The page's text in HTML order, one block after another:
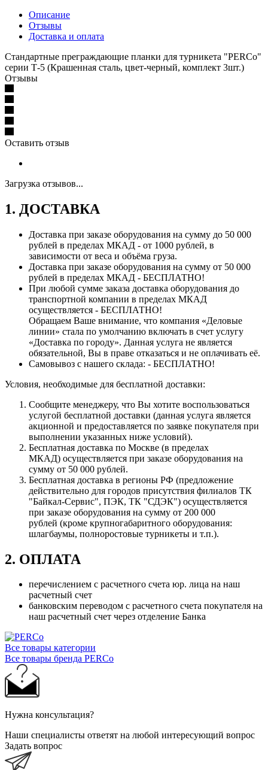
Описание
Отзывы
Доставка и оплата
Стандартные преграждающие планки для турникета "PERCo"
серии Т-5 (Крашенная сталь, цвет-черный, комплект 3шт.)
Отзывы
Оставить отзыв
Загрузка отзывов...
1. ДОСТАВКА
Доставка при заказе оборудования на сумму до 50 000
рублей в пределах МКАД - от 1000 рублей, в
зависимости от веса и объёма груза.
Доставка при заказе оборудования на сумму от 50 000
рублей в пределах МКАД - БЕСПЛАТНО!
При любой сумме заказа доставка оборудования до
транспортной компании в пределах МКАД
осуществляется - БЕСПЛАТНО!
Обращаем Ваше внимание, что компания «Деловые
линии» стала по умолчанию включать в счет услугу
«Доставка по городу». Данная услуга не является
обязательной, Вы в праве отказаться и не оплачивать её.
Самовывоз с нашего склада: - БЕСПЛАТНО!
Условия, необходимые для бесплатной доставки:
Сообщите менеджеру, что Вы хотите воспользоваться
услугой бесплатной доставки (данная услуга является
акционной и предоставляется по заявке покупателя при
выполнении указанных ниже условий).
Бесплатная доставка по Москве (в пределах
МКАД) осуществляется при заказе оборудования на
сумму от 50 000 рублей.
Бесплатная доставка в регионы РФ (предложение
действительно для городов присутствия филиалов ТК
"Байкал-Сервис", ПЭК, ТК "СДЭК") осуществляется
при заказе оборудования на сумму от 200 000
рублей (кроме крупногабаритного оборудования:
шлагбаумы, полноростовые турникеты и т.п.).
2. ОПЛАТА
перечислением с расчетного счета юр. лица на наш
расчетный счет
банковским переводом с расчетного счета покупателя на
наш расчетный счет через отделение Банка
Все товары категории
Все товары бренда PERCo
Нужна консультация?
Наши специалисты ответят на любой интересующий вопрос
Задать вопрос